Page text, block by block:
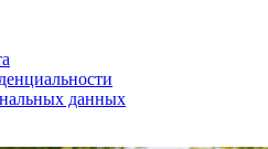
данных